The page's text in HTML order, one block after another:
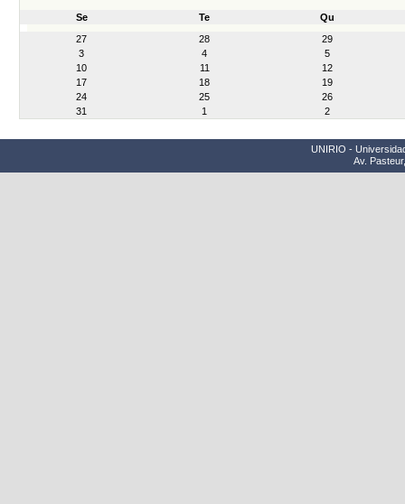
Se Te
Qu
27
28
29
3
4
5
10
11
12
17
18
19
24
25
26
31
1 2
UNIRIO -
Av.